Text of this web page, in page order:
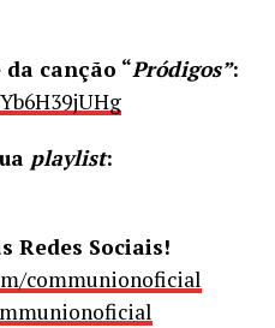
canção “Pródigos”:
playlist:
Redes Sociais!
communionoficial